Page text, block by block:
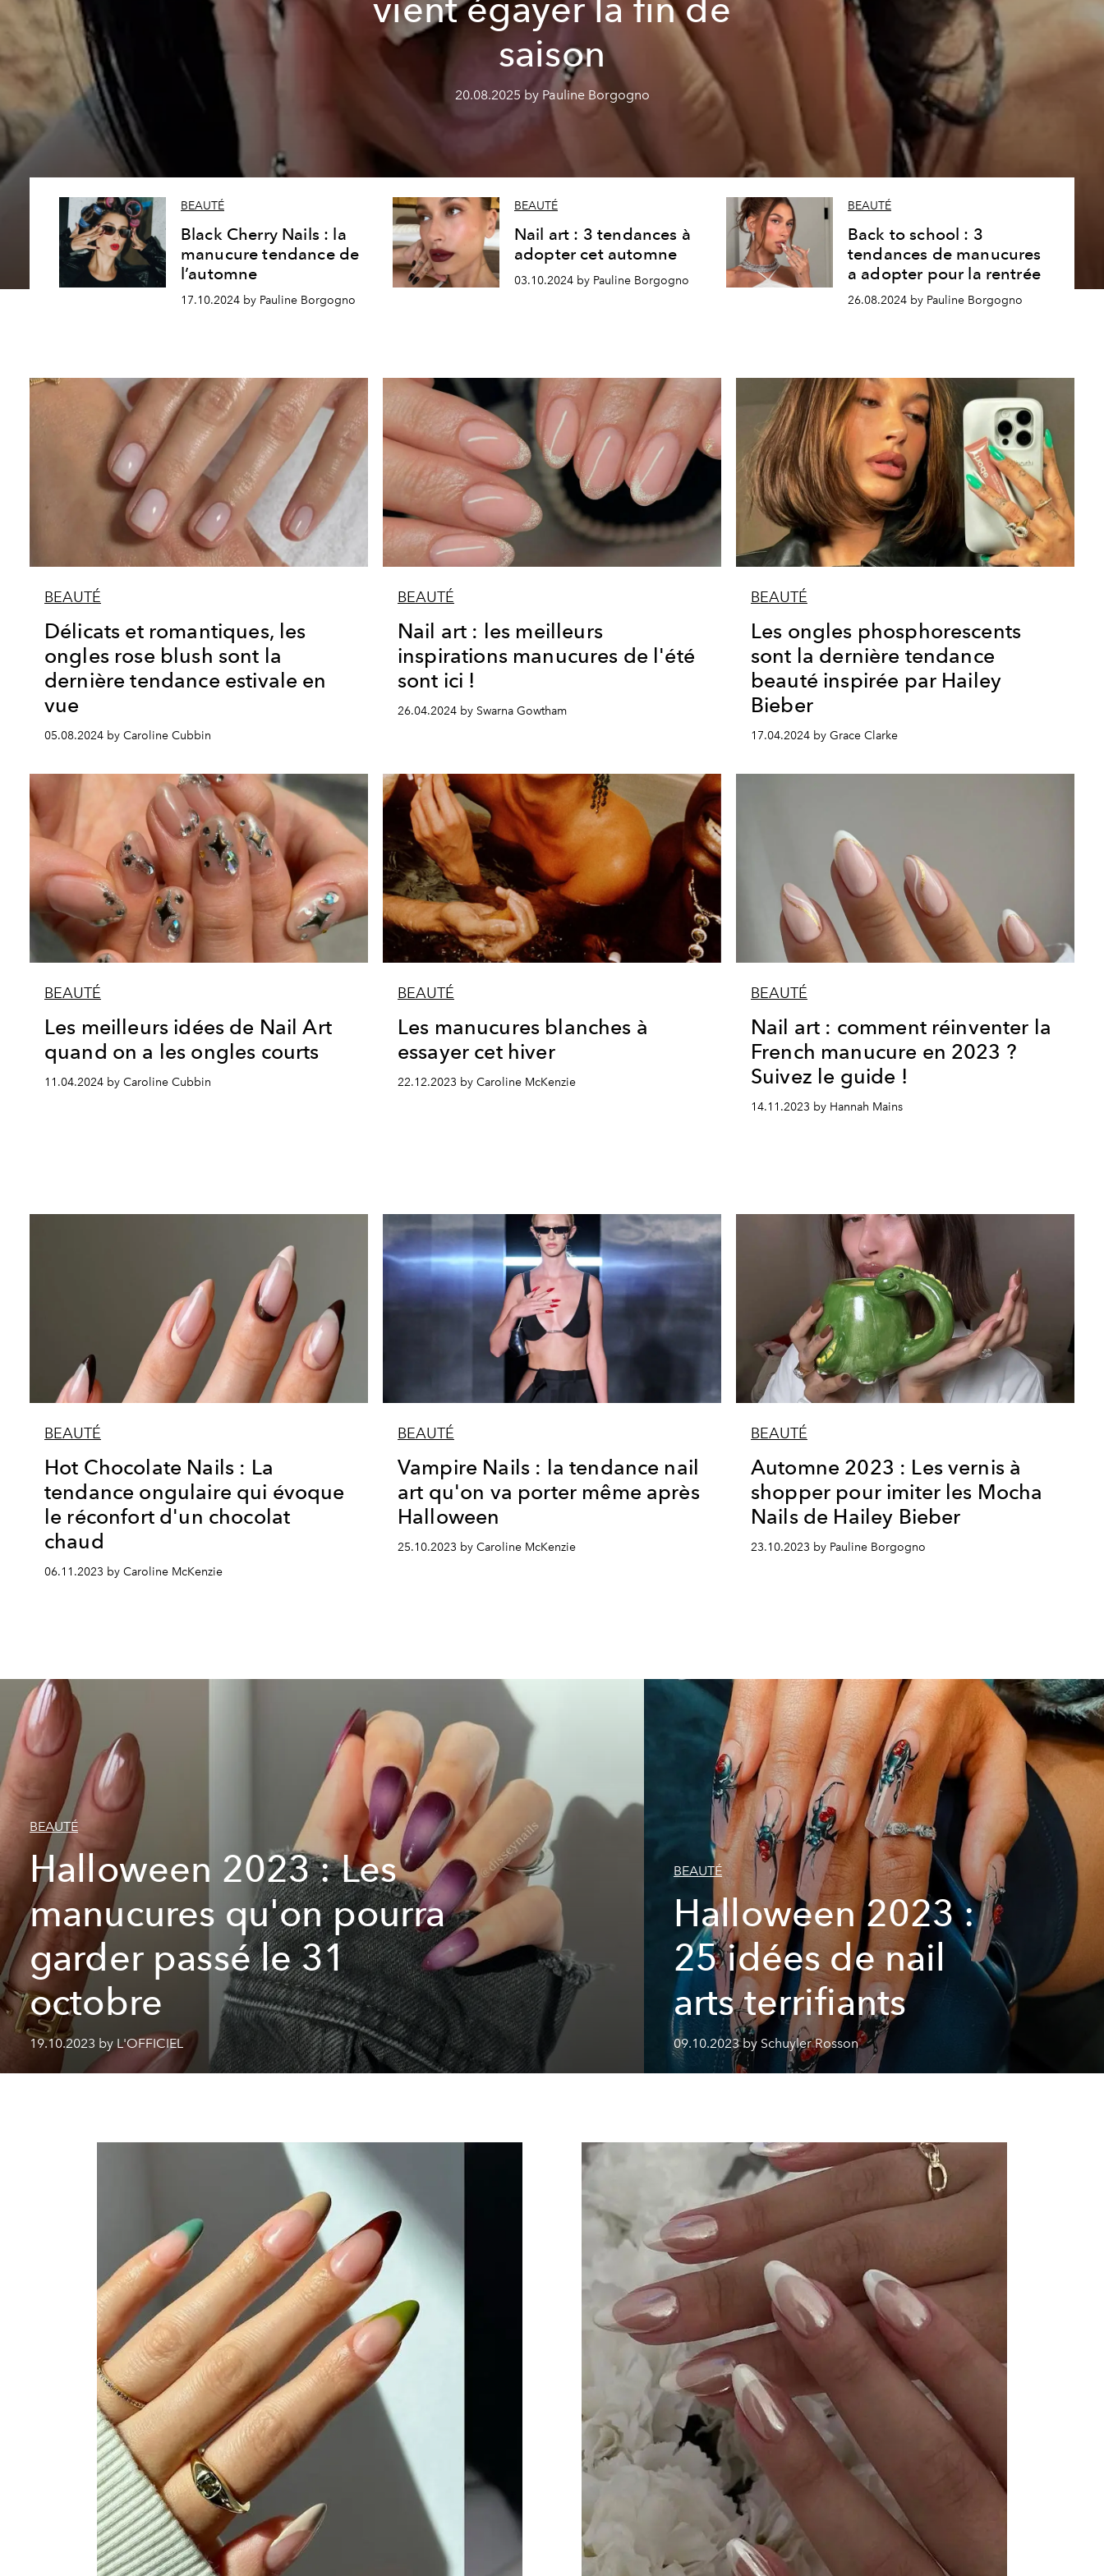
vient égayer la fin de
saison
20.08.2025 by Pauline Borgogno
BEAUTÉ
Black Cherry Nails : la
manucure tendance de
l’automne
17.10.2024 by Pauline Borgogno
BEAUTÉ
Nail art : 3 tendances à
adopter cet automne
03.10.2024 by Pauline Borgogno
BEAUTÉ
Back to school : 3
tendances de manucures
a adopter pour la rentrée
26.08.2024 by Pauline Borgogno
BEAUTÉ
Délicats et romantiques, les
ongles rose blush sont la
dernière tendance estivale en
vue
05.08.2024 by Caroline Cubbin
BEAUTÉ
Nail art : les meilleurs
inspirations manucures de l'été
sont ici !
26.04.2024 by Swarna Gowtham
BEAUTÉ
Les ongles phosphorescents
sont la dernière tendance
beauté inspirée par Hailey
Bieber
17.04.2024 by Grace Clarke
BEAUTÉ
Les meilleurs idées de Nail Art
quand on a les ongles courts
11.04.2024 by Caroline Cubbin
BEAUTÉ
Les manucures blanches à
essayer cet hiver
22.12.2023 by Caroline McKenzie
BEAUTÉ
Nail art : comment réinventer la
French manucure en 2023 ?
Suivez le guide !
14.11.2023 by Hannah Mains
BEAUTÉ
Hot Chocolate Nails : La
tendance ongulaire qui évoque
le réconfort d'un chocolat
chaud
06.11.2023 by Caroline McKenzie
BEAUTÉ
Vampire Nails : la tendance nail
art qu'on va porter même après
Halloween
25.10.2023 by Caroline McKenzie
BEAUTÉ
Automne 2023 : Les vernis à
shopper pour imiter les Mocha
Nails de Hailey Bieber
23.10.2023 by Pauline Borgogno
BEAUTÉ
Halloween 2023 : Les
manucures qu'on pourra
garder passé le 31
octobre
19.10.2023 by L'OFFICIEL
BEAUTÉ
Halloween 2023 :
25 idées de nail
arts terrifiants
09.10.2023 by Schuyler Rosson